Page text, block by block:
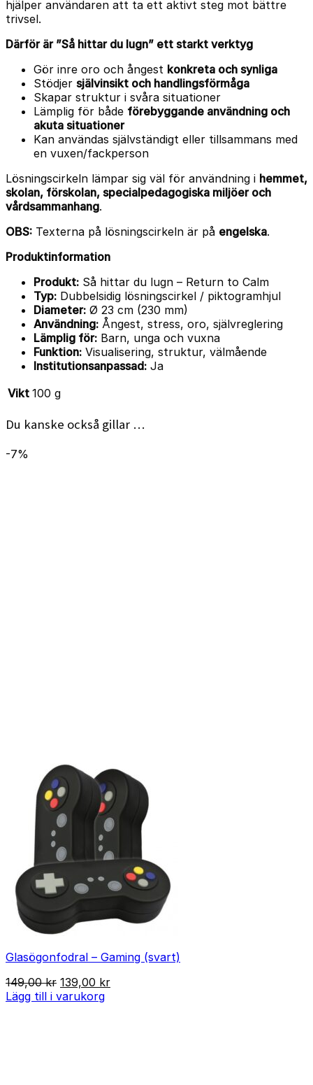
hjälper användaren att ta ett aktivt steg mot bättre
trivsel.
Därför är ”Så hittar du lugn” ett starkt verktyg
Gör inre oro och ångest konkreta och synliga
Stödjer självinsikt och handlingsförmåga
Skapar struktur i svåra situationer
Lämplig för både förebyggande användning och
akuta situationer
Kan användas självständigt eller tillsammans med
en vuxen/fackperson
Lösningscirkeln lämpar sig väl för användning i hemmet,
skolan, förskolan, specialpedagogiska miljöer och
vårdsammanhang.
OBS: Texterna på lösningscirkeln är på engelska.
Produktinformation
Produkt: Så hittar du lugn – Return to Calm
Typ: Dubbelsidig lösningscirkel / piktogramhjul
Diameter: Ø 23 cm (230 mm)
Användning: Ångest, stress, oro, självreglering
Lämplig för: Barn, unga och vuxna
Funktion: Visualisering, struktur, välmående
Institutionsanpassad: Ja
Vikt 100 g
Du kanske också gillar …
-7%
Glasögonfodral – Gaming (svart)
149,00kr Det
ursprungliga
139,00 krDet
Lägg till i varukorg